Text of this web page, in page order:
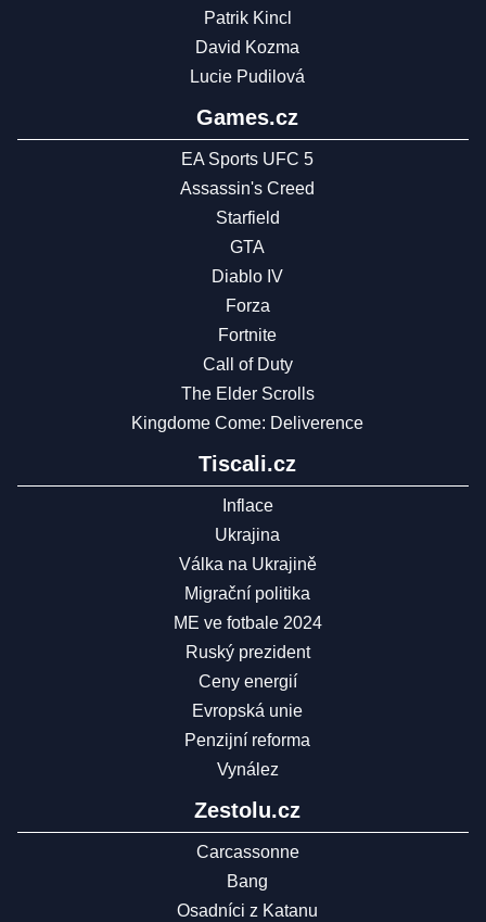
Patrik Kincl
David Kozma
Lucie Pudilová
Games.cz
EA Sports UFC 5
Assassin's Creed
Starfield
GTA
Diablo IV
Forza
Fortnite
Call of Duty
The Elder Scrolls
Kingdome Come: Deliverence
Tiscali.cz
Inflace
Ukrajina
Válka na Ukrajině
Migrační politika
ME ve fotbale 2024
Ruský prezident
Ceny energií
Evropská unie
Penzijní reforma
Vynález
Zestolu.cz
Carcassonne
Bang
Osadníci z Katanu